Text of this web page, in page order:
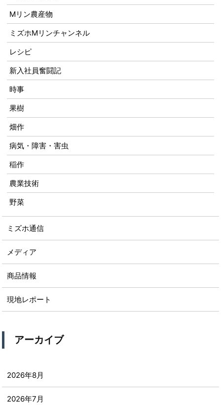
Mリン農産物
ミズホMリンチャンネル
レシピ
新入社員奮闘記
時事
果樹
畑作
病気・障害・害虫
稲作
農業技術
野菜
ミズホ通信
メディア
商品情報
現地レポート
アーカイブ
2026年8月
2026年7月